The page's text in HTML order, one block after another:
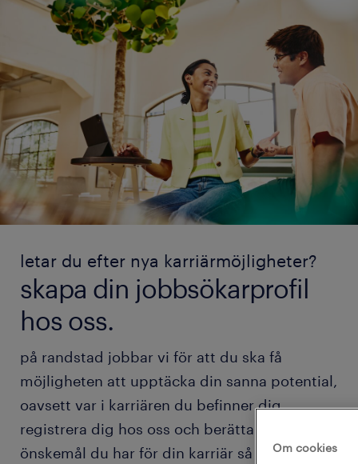
letar du efter nya karriärmöjligheter?
skapa din jobbsökarprofil
hos oss.
på randstad jobbar vi för att du ska få
möjligheten att upptäcka din sanna potential,
oavsett var i karriären du befinner dig.
registrera dig hos oss och berätta vilka
önskemål du har för din karriär så hör vi av
Om cookies